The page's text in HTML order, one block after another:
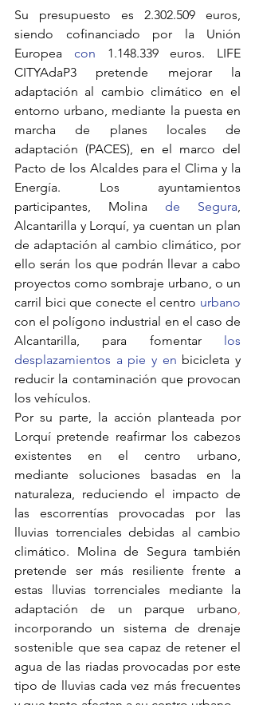
Su presupuesto es 2.302.509 euros,
siendo cofinanciado por la Unión
Europea con 1.148.339 euros. LIFE
CITYAdaP3 pretende mejorar la
adaptación al cambio climático en el
entorno urbano, mediante la puesta en
marcha de planes locales de
adaptación (PACES), en el marco del
Pacto de los Alcaldes para el Clima y la
Energía. Los ayuntamientos
participantes, Molina de Segura
Alcantarilla y Lorquí, ya cuentan un plan
de adaptación al cambio climático, por
ello serán los que podrán llevar a cabo
proyectos como sombraje urbano, o un
carril bici que conecte el centro
con el polígono industrial en el caso de
Alcantarilla, para fomentar los
desplazamientos a pie y en bicicleta y
reducir la contaminación que provocan
los vehículos.
Por su parte, la acción planteada por
Lorquí pretende reafirmar los cabezos
existentes en el centro urbano,
mediante soluciones basadas en la
naturaleza, reduciendo el impacto de
las escorrentías provocadas por las
lluvias torrenciales debidas al cambio
climático. Molina de Segura también
pretende ser más resiliente frente a
estas lluvias torrenciales mediante la
adaptación de un parque urbano
incorporando un sistema de drenaje
sostenible que sea capaz de retener el
agua de las riadas provocadas por este
tipo de lluvias cada vez más frecuentes